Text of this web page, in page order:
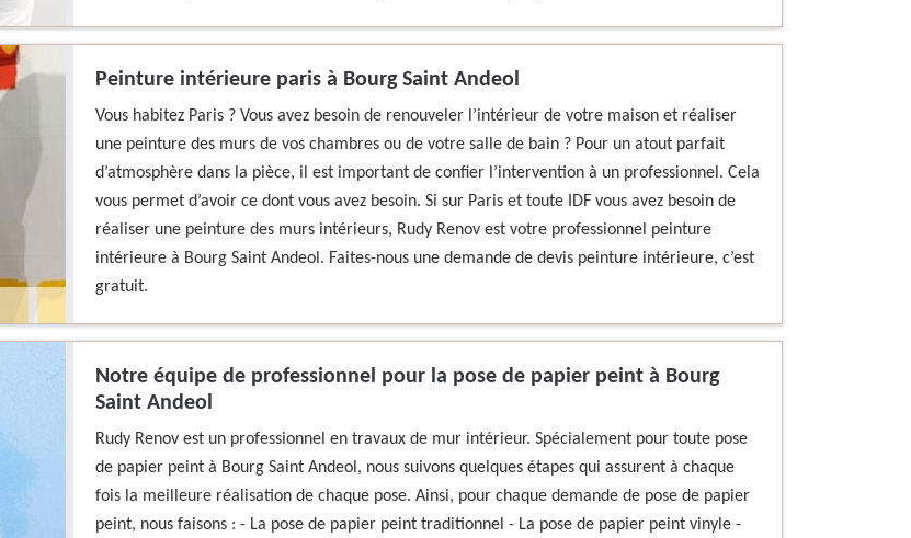
Peinture intérieure paris à Bourg Saint Andeol
Vous habitez Paris ? Vous avez besoin de renouveler l’intérieur de votre maison et réaliser
une peinture des murs de vos chambres ou de votre salle de bain ? Pour un atout parfait
d’atmosphère dans la pièce, il est important de confier l’intervention à un professionnel. Cela
vous permet d’avoir ce dont vous avez besoin. Si sur Paris et toute IDF vous avez besoin de
réaliser une peinture des murs intérieurs, Rudy Renov est votre professionnel peinture
intérieure à Bourg Saint Andeol. Faites-nous une demande de devis peinture intérieure, c’est
gratuit.
Notre équipe de professionnel pour la pose de papier peint à Bourg
Saint Andeol
Rudy Renov est un professionnel en travaux de mur intérieur. Spécialement pour toute pose
de papier peint à Bourg Saint Andeol, nous suivons quelques étapes qui assurent à chaque
fois la meilleure réalisation de chaque pose. Ainsi, pour chaque demande de pose de papier
peint, nous faisons : - La pose de papier peint traditionnel - La pose de papier peint vinyle -